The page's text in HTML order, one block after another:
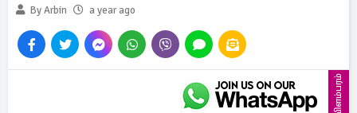
By Arbin
a year ago
விளம்பரம்